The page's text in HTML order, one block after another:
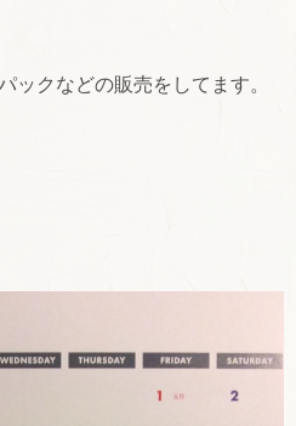
ックなどの販売をしてます。